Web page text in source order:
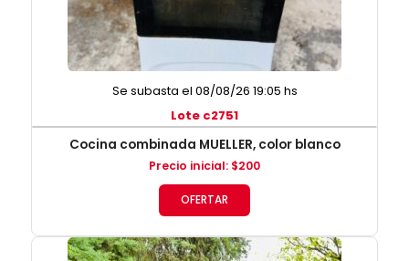
Se subasta el 08/08/26 19:05 hs
Lote c2751
Cocina combinada MUELLER, color blanco
Precio inicial: $200
OFERTAR